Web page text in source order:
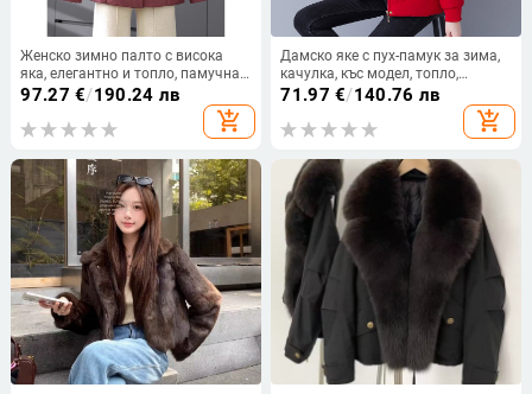
Женско зимно палто с висока
яка, елегантно и топло, памучна
подплата и бродерия, свободен
97.27 €/190.24 лв
add_shopping_cart
Дамско яке с пух-памук за зима,
качулка, къс модел, топло,
подплатено с флис
71.97 €/140.76 лв
add_shopping_cart